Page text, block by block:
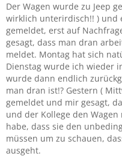
Der Wagen wurde zu Jeep
wirklich unterirdisch!! ) und
gemeldet, erst auf
gesagt, dass man dran
meldet. Montag hat sich
Dienstag wurde ich wieder
wurde dann endlich
man dran ist!? Gestern (
gemeldet und mir gesagt,
und der Kollege den
habe, dass sie den
müssen um zu schauen,
ausgeht.